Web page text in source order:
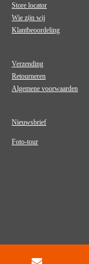
Store locator
Wie zijn wij
Klantbeoordeling
Verzending
Retourneren
Algemene voorwaarden
Nieuwsbrief
Foto-tour